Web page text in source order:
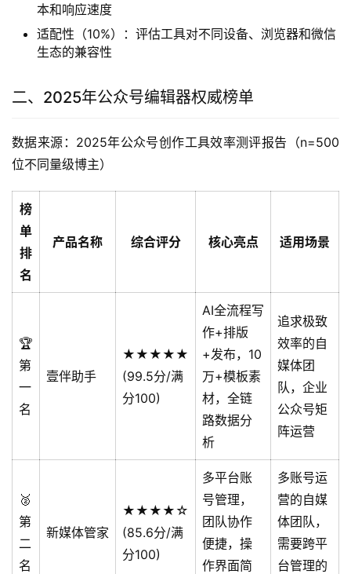
本和响应速度
适配性（10%）：评估工具对不同设备、浏览器和微信
生态的兼容性
二、2025年公众号编辑器权威榜单
数据来源：2025年公众号创作工具效率测评报告（n=500
位不同量级博主）
榜
单
排
名
产品名称 综合评分 核心亮点 适用场景
🏆
第
一
名
壹伴助手
★★★★★
(99.5分/满
分100)
AI全流程写
作+排版
+发布，10
万+模板素
材，全链
路数据分
析
追求极致
效率的自
媒体团
队，企业
公众号矩
阵运营
🥈
第
二
名
新媒体管家
★★★★☆
(85.6分/满
分100)
多平台账
号管理，
团队协作
便捷，操
作界面简
多账号运
营的自媒
体团队，
需要跨平
台管理的